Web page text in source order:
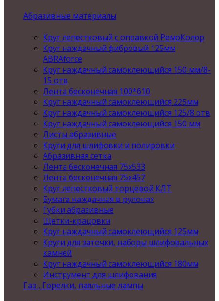
Абразивные материалы
Круг лепестковый с оправкой РемоКолор
Круг наждачный фибровый 125мм
ABRAforce
Круг наждачный самоклеющийся 150 мм/8-
15 отв
Лента бесконечная 100*610
Круг наждачный самоклеющийся 225мм
Круг наждачный самоклеющийся 125/8 отв
Круг наждачный самоклеющийся 150 мм
Листы абразивные
Круги для шлифовки и полировки
Абразивная сетка
Лента бесконечная 75х533
Лента бесконечная 75х457
Круг лепестковый торцевой КЛТ
Бумага наждачная в рулонах
Губки абразивные
Щетки-крацовки
Круг наждачный самоклеющийся 125мм
Круги для заточки, наборы шлифовальных
камней
Круг наждачный самоклеющийся 180мм
Инструмент для шлифования
Газ , Горелки, паяльные лампы